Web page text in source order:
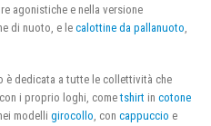
agonistiche e nella versione
di nuoto, e le calottine da pallanuoto,
è dedicata a tutte le collettività che
i proprio loghi, cometshirt in cotone
modelli girocollo, con cappuccio e